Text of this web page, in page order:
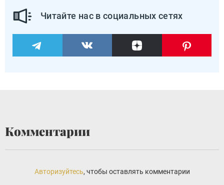
Читайте нас в социальных сетях
Комментарии
Авторизуйтесь, чтобы оставлять комментарии